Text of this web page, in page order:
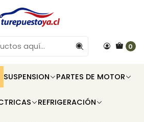
0
SUSPENSION PARTES DE MOTOR
REFRIGERACIÓN